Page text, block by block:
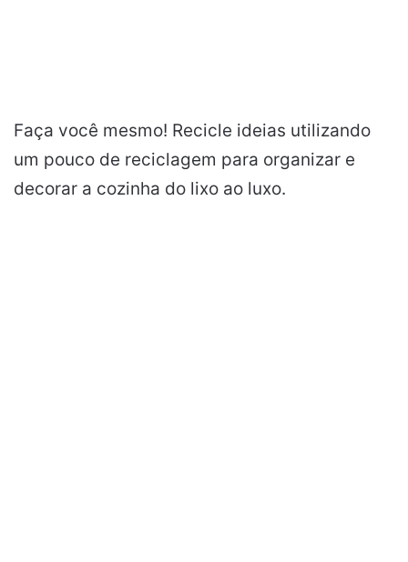
Faça você mesmo! Recicle ideias utilizando
um pouco de reciclagem para organizar e
decorar a cozinha do lixo ao luxo.